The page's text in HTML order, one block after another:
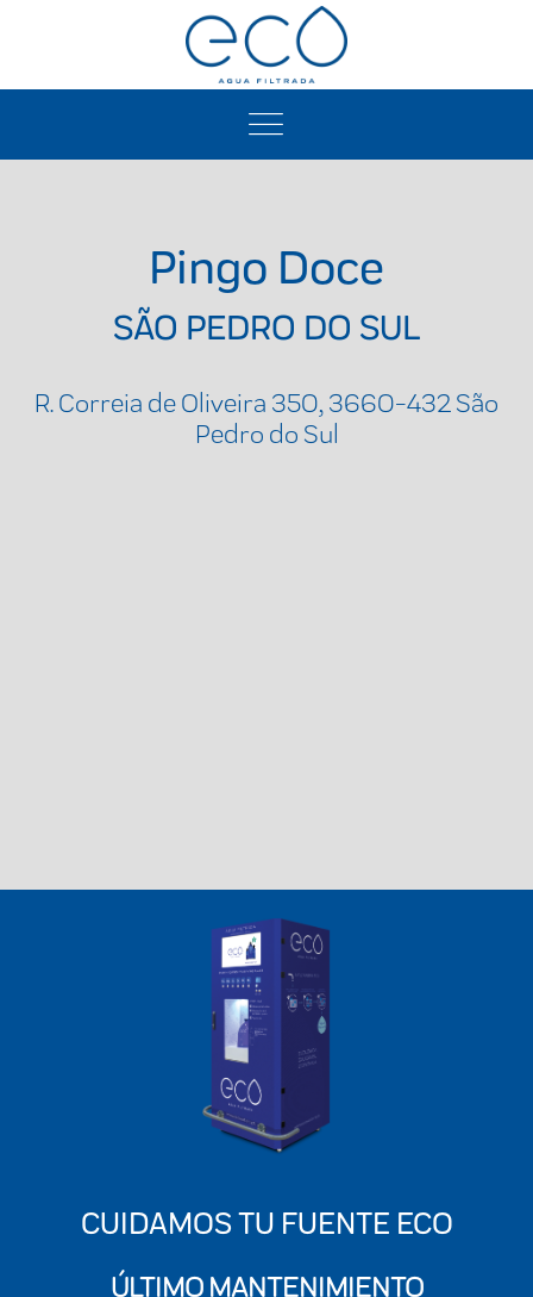
Pingo Doce
SÃO PEDRO DO SUL
R. Correia de Oliveira 350, 3660-432 São
Pedro do Sul
CUIDAMOS TU FUENTE ECO
ÚLTIMO MANTENIMIENTO